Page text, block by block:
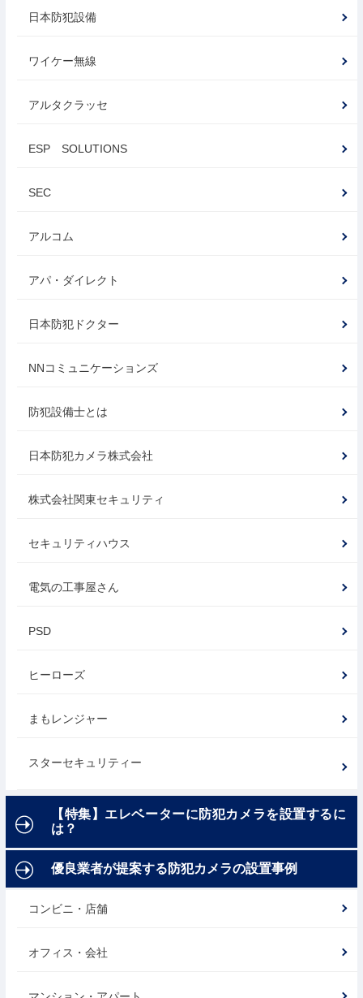
日本防犯設備
ワイケー無線
アルタクラッセ
ESP SOLUTIONS
SEC
アルコム
アパ・ダイレクト
日本防犯ドクター
NNコミュニケーションズ
防犯設備士とは
日本防犯カメラ株式会社
株式会社関東セキュリティ
セキュリティハウス
電気の工事屋さん
PSD
ヒーローズ
まもレンジャー
スターセキュリティー
【特集】エレベーターに防犯カメラを設置するに
は？
優良業者が提案する防犯カメラの設置事例
コンビニ・店舗
オフィス・会社